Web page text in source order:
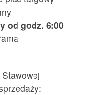
od godz. 6:00